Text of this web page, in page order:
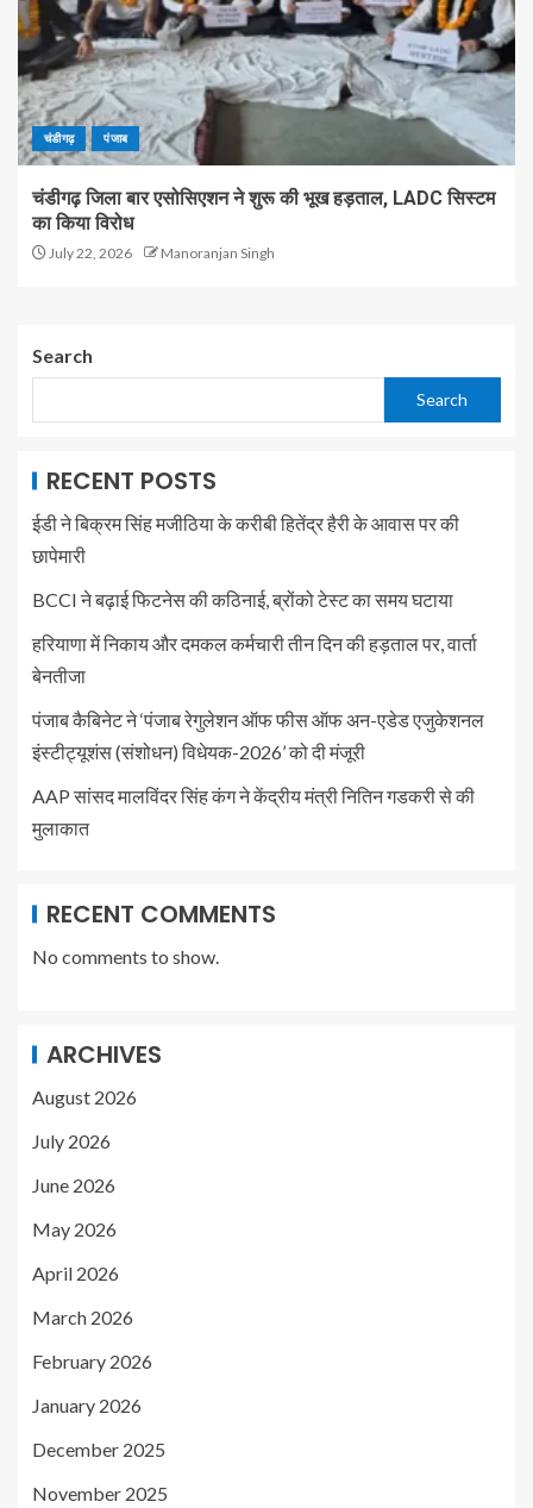
चंडीगढ़ पंजाब
चंडीगढ़ जिला बार एसोसिएशन ने शुरू की भूख हड़ताल, LADC सिस्टम
का किया विरोध
July 22, 2026 Manoranjan Singh
Search
Search
RECENT POSTS
ईडी ने बिक्रम सिंह मजीठिया के करीबी हितेंद्र हैरी के आवास पर की
छापेमारी
BCCI ने बढ़ाई फिटनेस की कठिनाई, ब्रोंको टेस्ट का समय घटाया
हरियाणा में निकाय और दमकल कर्मचारी तीन दिन की हड़ताल पर, वार्ता
बेनतीजा
पंजाब कैबिनेट ने ‘पंजाब रेगुलेशन ऑफ फीस ऑफ अन-एडेड एजुकेशनल
इंस्टीट्यूशंस (संशोधन) विधेयक-2026’ को दी मंजूरी
AAP सांसद मालविंदर सिंह कंग ने केंद्रीय मंत्री नितिन गडकरी से की
मुलाकात
RECENT COMMENTS
No comments to show.
ARCHIVES
August 2026
July 2026
June 2026
May 2026
April 2026
March 2026
February 2026
January 2026
December 2025
November 2025